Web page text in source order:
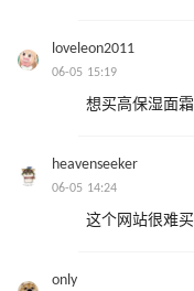
loveleon2011
06-05 15:19
想买高保湿面
heavenseeker
06-05 14:24
这个网站很难
only